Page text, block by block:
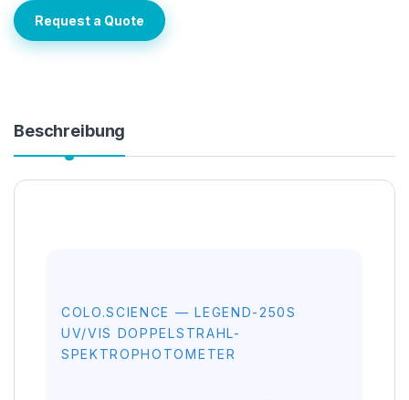
Request a Quote
Beschreibung
COLO.SCIENCE — LEGEND-250S
UV/VIS DOPPELSTRAHL-
SPEKTROPHOTOMETER